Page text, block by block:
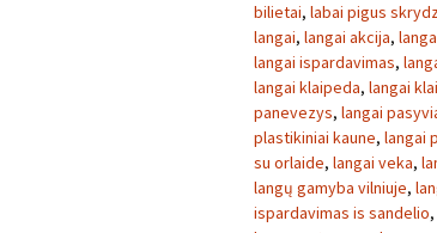
bilietai, labai pigus
langai, langai akcija,
langai ispardavimas,
langai klaipeda, langai
panevezys, langai
plastikiniai kaune, langai
su orlaide, langai veka,
langų gamyba vilniuje,
ispardavimas is sandelio,